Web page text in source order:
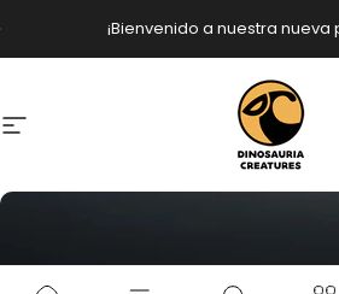
¡Bienvenido a nuestra
Navegación Dinosauria